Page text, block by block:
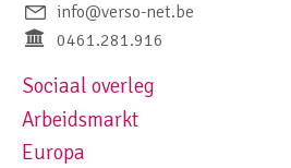
info@verso-net.be
0461.281.916
Footer navigation left
Sociaal overleg
Arbeidsmarkt
Europa